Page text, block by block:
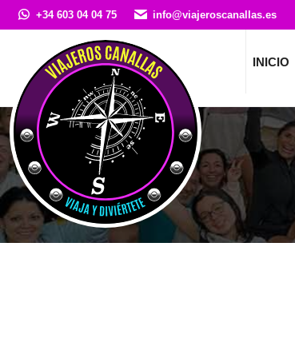
+34 603 04 04 75 info@viajeroscanallas.es
INICIO